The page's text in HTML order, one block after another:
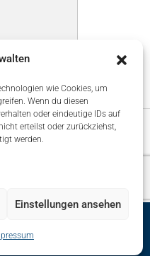
wie Cookies, um
Wenn du diesen
oder eindeutige IDs auf
erteilst oder zurückziehst,
werden.
Einstellungen ansehen
Datenschutz